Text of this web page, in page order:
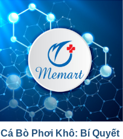
Cá Bò Phơi Khô: Bí Quyết